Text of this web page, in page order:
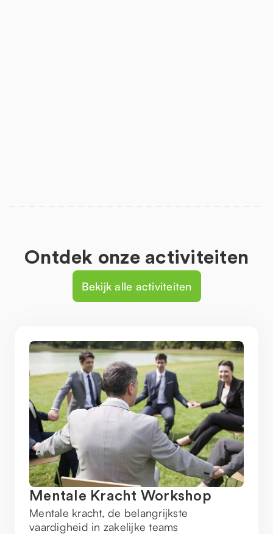
Ontdek onze activiteiten
Bekijk alle activiteiten
Mentale Kracht Workshop
Mentale kracht, de belangrijkste
vaardigheid in zakelijke teams